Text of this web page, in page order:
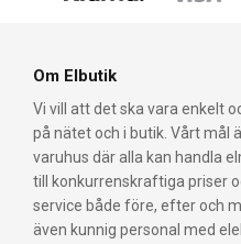
Om Elbutik
Vi vill att det ska vara enkelt
på nätet och i butik. Vårt mål
varuhus där alla kan handla
till konkurrenskraftiga priser
service både före, efter och
även kunnig personal med